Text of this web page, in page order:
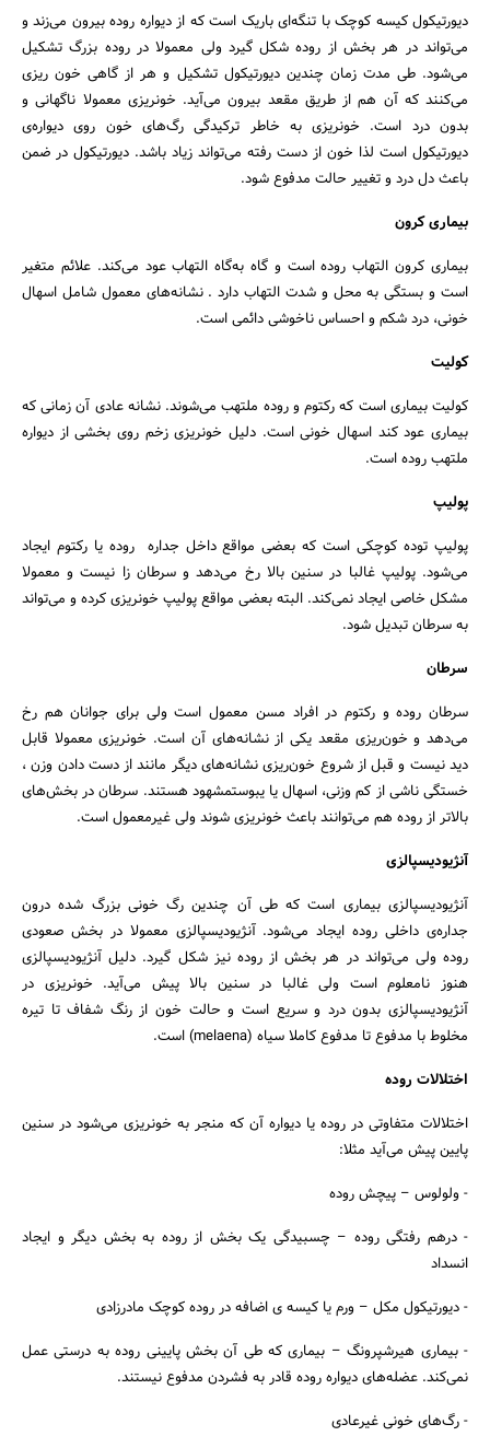
دیورتیکول کیسه کوچک با تنگه‌ای باریک است که از دیواره روده بیرون می‌زند و
می‌تواند در هر بخش از روده شکل گیرد ولی معمولا در روده بزرگ تشکیل
می‌شود. طی مدت زمان چندین دیورتیکول تشکیل و هر از گاهی خون ریزی
می‌کنند که آن هم از طریق مقعد بیرون می‌آید. خونریزی معمولا ناگهانی و
بدون درد است. خونریزی به خاطر ترکیدگی رگ‌های خون روی دیواره‌ی
دیورتیکول است لذا خون از دست رفته می‌تواند زیاد باشد. دیورتیکول در ضمن
باعث دل درد و تغییر حالت مدفوع شود.
بیماری کرون
بیماری کرون التهاب روده است و گاه به‌گاه التهاب عود می‌کند. علائم متغیر
است و بستگی به محل و شدت التهاب دارد . نشانه‌های معمول شامل اسهال
خونی، درد شکم و احساس ناخوشی دائمی است.
کولیت
کولیت بیماری است که رکتوم و روده ملتهب می‌شوند. نشانه عادی آن زمانی که
بیماری عود کند اسهال خونی است. دلیل خونریزی زخم روی بخشی از دیواره
ملتهب روده است.
پولیپ
پولیپ توده کوچکی است که بعضی مواقع داخل جداره روده یا رکتوم ایجاد
می‌شود. پولیپ غالبا در سنین بالا رخ می‌دهد و سرطان زا نیست و معمولا
مشکل خاصی ایجاد نمی‌کند. البته بعضی مواقع پولیپ خونریزی کرده و می‌تواند
به سرطان تبدیل شود.
سرطان
سرطان روده و رکتوم در افراد مسن معمول است ولی برای جوانان هم رخ
می‌دهد و خون‌ریزی مقعد یکی از نشانه‌های آن است. خونریزی معمولا قابل
دید نیست و قبل از شروع خون‌ریزی نشانه‌های دیگر مانند از دست دادن وزن ،
خستگی ناشی از کم وزنی، اسهال یا یبوستمشهود هستند. سرطان در بخش‌های
بالاتر از روده هم می‌توانند باعث خونریزی شوند ولی غیرمعمول است.
آنژیودیسپالزی
آنژیودیسپالزی بیماری است که طی آن چندین رگ خونی بزرگ شده درون
جداره‌ی داخلی روده ایجاد می‌شود. آنژیودیسپالزی معمولا در بخش صعودی
روده ولی می‌تواند در هر بخش از روده نیز شکل گیرد. دلیل آنژیودیسپالزی
هنوز نامعلوم است ولی غالبا در سنین بالا پیش می‌آید. خونریزی در
آنژیودیسپالزی بدون درد و سریع است و حالت خون از رنگ شفاف تا تیره
مخلوط با مدفوع تا مدفوع کاملا سیاه (melaena) است.
اختلالات روده
اختلالات متفاوتی در روده یا دیواره آن که منجر به خونریزی می‌شود در سنین
پایین پیش می‌آید مثلا:
- ولولوس – پیچش روده
- درهم رفتگی روده – چسبیدگی یک بخش از روده به بخش دیگر و ایجاد
انسداد
- دیورتیکول مکل – ورم یا کیسه ی اضافه در روده کوچک مادرزادی
- بیماری هیرشپرونگ – بیماری که طی آن بخش پایینی روده به درستی عمل
نمی‌کند. عضله‌های دیواره روده قادر به فشردن مدفوع نیستند.
- رگ‌های خونی غیرعادی